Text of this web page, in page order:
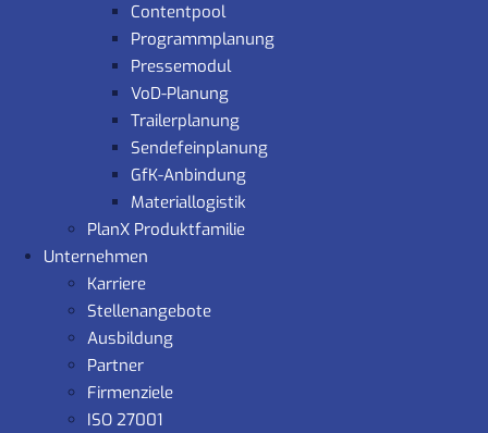
Contentpool
Programmplanung
Pressemodul
VoD-Planung
Trailerplanung
Sendefeinplanung
GfK-Anbindung
Materiallogistik
PlanX Produktfamilie
Unternehmen
Karriere
Stellenangebote
Ausbildung
Partner
Firmenziele
ISO 27001